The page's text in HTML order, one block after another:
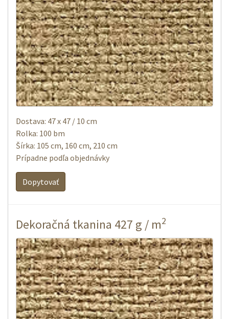
Dostava: 47 x 47 / 10 cm
Rolka: 100 bm
Šírka: 105 cm, 160 cm, 210 cm
Prípadne podľa objednávky
Dopytovať
Dekoračná tkanina 427 g / m2